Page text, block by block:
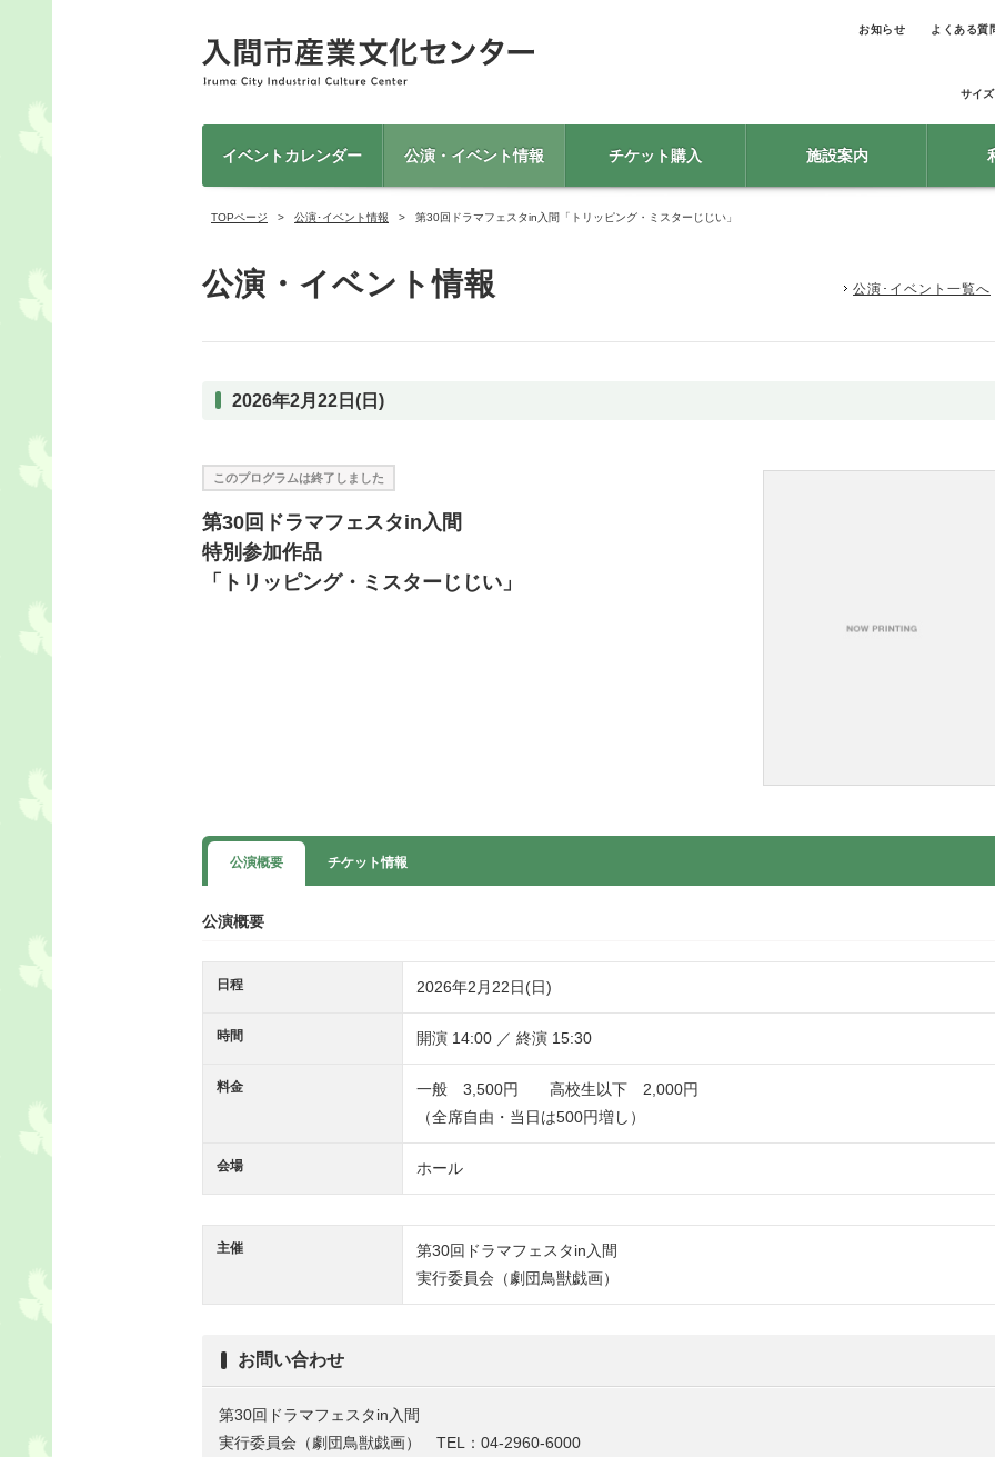
お知らせ よくある質
サイズ
イベントカレンダー 公演・イベント情報 チケット購入 施設案内
TOPページ 公演･イベント情報 第30回ドラマフェスタin入間「トリッピング・ミスターじじい」
公演・イベント情報 公演･イベント一覧へ
2026年2月22日(日)
このプログラムは終了しました
第30回ドラマフェスタin入間
特別参加作品
「トリッピング・ミスターじじい」
公演概要 チケット情報
公演概要
日程 2026年2月22日(日)
時間 開演 14:00 ／ 終演 15:30
料金
一般 3,500円 高校生以下 2,000円
（全席自由・当日は500円増し）
会場 ホール
主催
第30回ドラマフェスタin入間
実行委員会（劇団鳥獣戯画）
お問い合わせ
第30回ドラマフェスタin入間
実行委員会（劇団鳥獣戯画） TEL：04-2960-6000